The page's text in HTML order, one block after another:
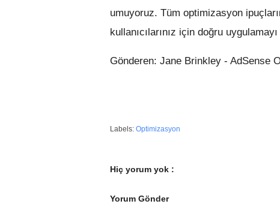
umuyoruz. Tüm optimizasyon
kullanıcılarınız için doğru
Gönderen: Jane Brinkley - AdSense
Labels: Optimizasyon
Hiç yorum yok :
Yorum Gönder